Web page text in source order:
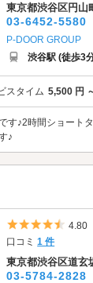
東京都渋谷区円山
03-6452-5580
P-DOOR GROUP
渋谷駅 (徒歩3
スタイム 5,500 円
す♪2時間ショート
♪
5つ
4.80
口コミ1 件
東京都渋谷区道玄
03-5784-2828